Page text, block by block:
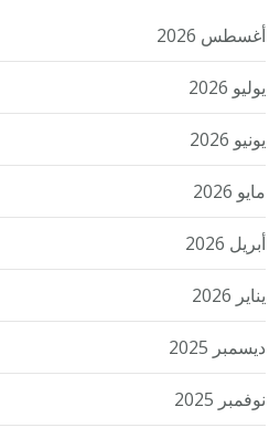
أغسطس 2026
يوليو 2026
يونيو 2026
مايو 2026
أبريل 2026
يناير 2026
ديسمبر 2025
نوفمبر 2025